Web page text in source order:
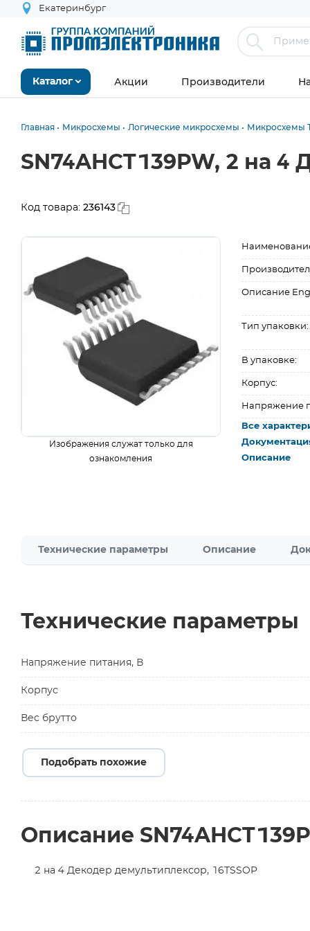
Екатеринбург
Каталог Акции Производители
Главная Микросхемы Логические микросхемы Микросхемы
SN74AHCT139PW, 2 на 4
Код товара: 236143
Изображения служат только для
ознакомления
Описание
Тип упаковки:
В упаковке:
Корпус:
Напряжение
Все
Описание
Технические параметры Описание
Технические параметры
Напряжение питания, В
Корпус
Вес брутто
Подобрать похожие
Описание
2 на 4 Декодер демультиплексор, 16TSSOP